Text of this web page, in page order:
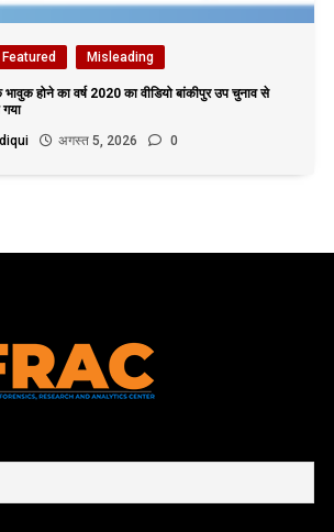
Featured Misleading
होने का वर्ष 2020 का वीडियो बांकीपुर उप चुनाव से
अगस्त 5, 2026 0